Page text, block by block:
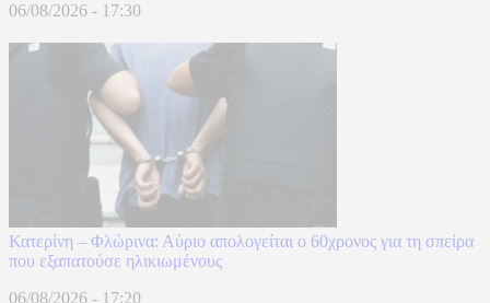
06/08/2026 - 17:30
Κατερίνη – Φλώρινα: Αύριο απολογείται ο 60χρονος για τη σπείρα
που εξαπατούσε ηλικιωμένους
06/08/2026 - 17:20